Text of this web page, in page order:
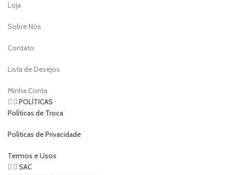
Loja
Sobre Nós
Contato
Lista de Desejos
Minha Conta
POLÍTICAS
Políticas de Troca
Políticas de Privacidade
Termos e Usos
SAC